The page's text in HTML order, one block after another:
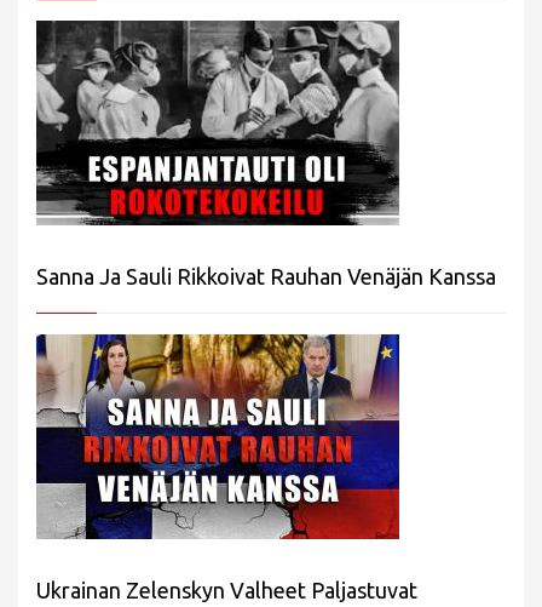
Sanna Ja Sauli Rikkoivat Rauhan Venäjän Kanssa
Ukrainan Zelenskyn Valheet Paljastuvat